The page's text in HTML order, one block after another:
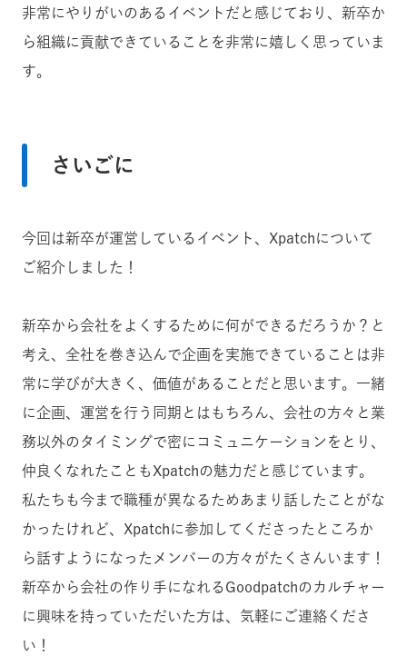
非常にやりがいのあるイベントだと感じており、新卒か
ら組織に貢献できていることを非常に嬉しく思っていま
す。
さいごに
今回は新卒が運営しているイベント、Xpatchについて
ご紹介しました！
新卒から会社をよくするために何ができるだろうか？と
考え、全社を巻き込んで企画を実施できていることは非
常に学びが大きく、価値があることだと思います。 一緒
に企画、運営を行う同期とはもちろん、会社の方々と業
務以外のタイミングで密にコミュニケーションをとり、
仲良くなれたこともXpatchの魅力だと感じています。
私たちも今まで職種が異なるためあまり話したことがな
かったけれど、Xpatchに参加してくださったところか
ら話すようになったメンバーの方々がたくさんいます！
新卒から会社の作り手になれる Goodpatchのカルチャー
に興味を持っていただいた方は、気軽にご連絡くださ
い！